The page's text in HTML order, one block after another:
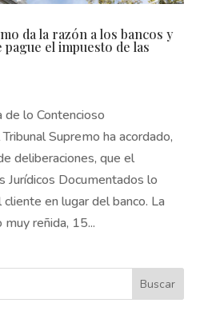
da la razón a los bancos y
pague el impuesto de las
de lo Contencioso
Supremo ha acordado,
deliberaciones, que el
Jurídicos Documentados lo
en lugar del banco. La
reñida, 15...
Buscar